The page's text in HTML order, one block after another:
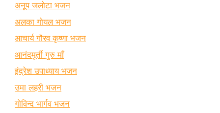
अनूप जलोटा भजन
अलका गोयल भजन
आचार्य गौरव कृष्णा भजन
आनंदमूर्ती गुरु माँ
इंद्रेश उपाध्याय भजन
उमा लहरी भजन
गोविन्द भार्गव भजन